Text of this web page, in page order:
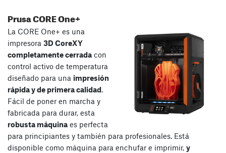
Prusa CORE One+
La CORE One+ es una
impresora 3D CoreXY
completamente cerrada con
control activo de temperatura
diseñado para una impresión
rápida y de primera calidad.
Fácil de poner en marcha y
fabricada para durar, esta
robusta máquina es perfecta
para principiantes y también para profesionales. Está
disponible como máquina para enchufar e imprimir, y